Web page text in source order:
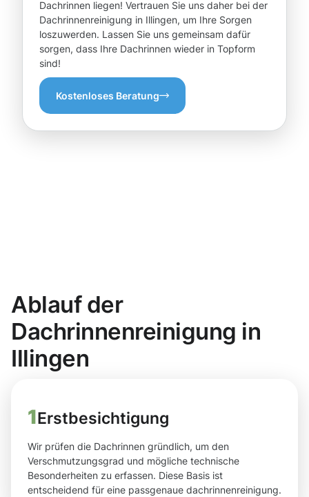
Dachrinnen liegen! Vertrauen Sie uns daher bei der
Dachrinnenreinigung in Illingen, um Ihre Sorgen
loszuwerden. Lassen Sie uns gemeinsam dafür
sorgen, dass Ihre Dachrinnen wieder in Topform
sind!
Kostenloses Beratung
Ablauf der
Dachrinnenreinigung in
Illingen
1Erstbesichtigung
Wir prüfen die Dachrinnen gründlich, um den
Verschmutzungsgrad und mögliche technische
Besonderheiten zu erfassen. Diese Basis ist
entscheidend für eine passgenaue dachrinnenreinigung.